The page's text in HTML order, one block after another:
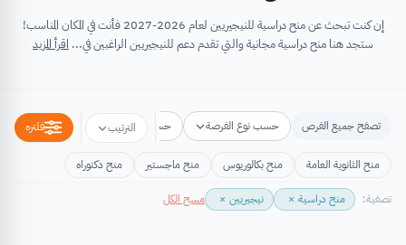
إن كنت تبحث عن منح دراسية للنيجيريين لعام 2026-2027 فأنت في المكان المناسب!
ستجد هنا منح دراسية مجانية والتي تقدم دعم للنيجيريين الراغبين في... اقرأ المزيد
تصفح جميع الفرص حسب نوع الفرصة حسب مكان الفرصة حسب الترتيب فلتره
منح الثانوية العامة منح بكالوريوس منح ماجستير منح دكتوراه
تصفية: منح دراسية × نيجيريين × مسح الكل